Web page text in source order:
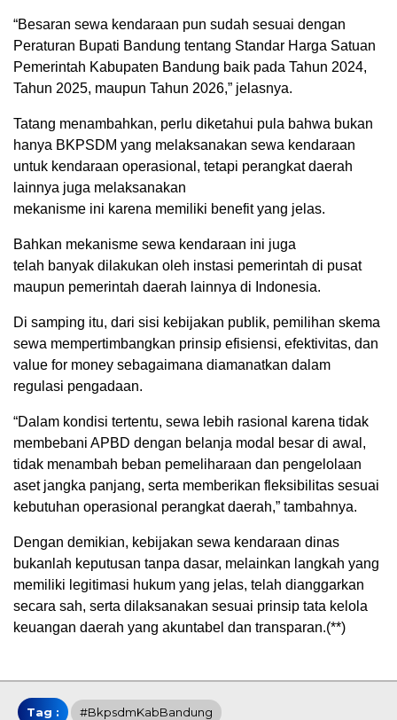
“Besaran sewa kendaraan pun sudah sesuai dengan
Peraturan Bupati Bandung tentang Standar Harga Satuan
Pemerintah Kabupaten Bandung baik pada Tahun 2024,
Tahun 2025, maupun Tahun 2026,” jelasnya.
Tatang menambahkan, perlu diketahui pula bahwa bukan
hanya BKPSDM yang melaksanakan sewa kendaraan
untuk kendaraan operasional, tetapi perangkat daerah
lainnya juga melaksanakan
mekanisme ini karena memiliki benefit yang jelas.
Bahkan mekanisme sewa kendaraan ini juga
telah banyak dilakukan oleh instasi pemerintah di pusat
maupun pemerintah daerah lainnya di Indonesia.
Di samping itu, dari sisi kebijakan publik, pemilihan skema
sewa mempertimbangkan prinsip efisiensi, efektivitas, dan
value for money sebagaimana diamanatkan dalam
regulasi pengadaan.
“Dalam kondisi tertentu, sewa lebih rasional karena tidak
membebani APBD dengan belanja modal besar di awal,
tidak menambah beban pemeliharaan dan pengelolaan
aset jangka panjang, serta memberikan fleksibilitas sesuai
kebutuhan operasional perangkat daerah,” tambahnya.
Dengan demikian, kebijakan sewa kendaraan dinas
bukanlah keputusan tanpa dasar, melainkan langkah yang
memiliki legitimasi hukum yang jelas, telah dianggarkan
secara sah, serta dilaksanakan sesuai prinsip tata kelola
keuangan daerah yang akuntabel dan transparan.(**)
Tag : #BkpsdmKabBandung